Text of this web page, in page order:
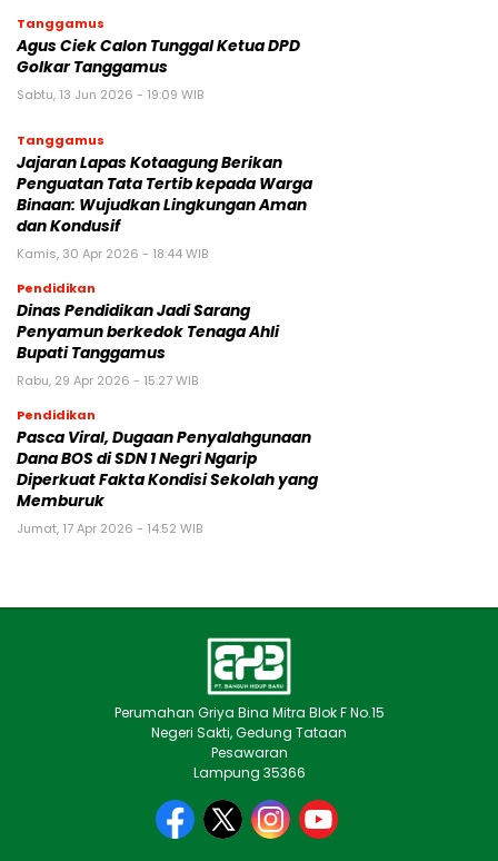
Tanggamus
Agus Ciek Calon Tunggal Ketua DPD
Golkar Tanggamus
Sabtu, 13 Jun 2026 - 19:09 WIB
Tanggamus
Jajaran Lapas Kotaagung Berikan
Penguatan Tata Tertib kepada Warga
Binaan: Wujudkan Lingkungan Aman
dan Kondusif
Kamis, 30 Apr 2026 - 18:44 WIB
Pendidikan
Dinas Pendidikan Jadi Sarang
Penyamun berkedok Tenaga Ahli
Bupati Tanggamus
Rabu, 29 Apr 2026 - 15:27 WIB
Pendidikan
Pasca Viral, Dugaan Penyalahgunaan
Dana BOS di SDN 1 Negri Ngarip
Diperkuat Fakta Kondisi Sekolah yang
Memburuk
Jumat, 17 Apr 2026 - 14:52 WIB
Perumahan Griya Bina Mitra Blok F No.15
Negeri Sakti, Gedung Tataan
Pesawaran
Lampung 35366